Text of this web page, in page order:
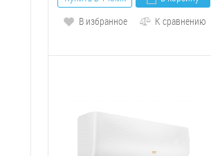
В избранное
К сравнению